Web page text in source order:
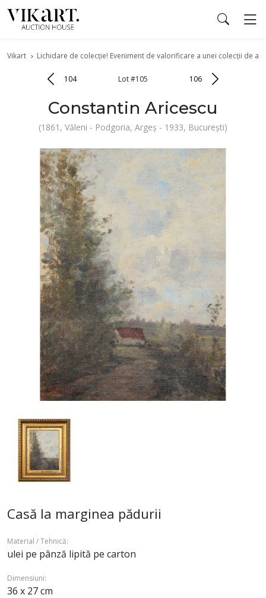
Vikart Lichidare de colecție! Eveniment de valorificare a unei colecții de
104 Lot #105 106
Constantin Aricescu
(1861, Văleni - Podgoria, Argeș - 1933, București)
Casă la marginea pădurii
Material / Tehnică:
ulei pe pânză lipită pe carton
Dimensiuni:
36 x 27 cm